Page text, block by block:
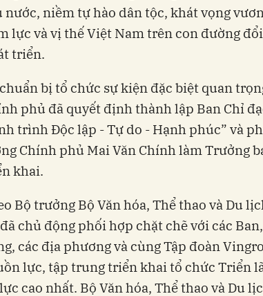
nước, niềm tự hào dân tộc, khát vọng
lực và vị thế Việt Nam trên con đường
triển.
bị tổ chức sự kiện đặc biệt quan
phủ đã quyết định thành lập Ban Chỉ
trình Độc lập - Tự do - Hạnh phúc” và
Chính phủ Mai Văn Chính làm Trưởng
khai.
Bộ trưởng Bộ Văn hóa, Thể thao và Du
chủ động phối hợp chặt chẽ với các
các địa phương và cùng Tập đoàn
lực, tập trung triển khai tổ chức Triển
cao nhất. Bộ Văn hóa, Thể thao và Du